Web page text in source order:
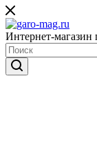
Интернет-магазин